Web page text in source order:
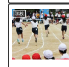
学校